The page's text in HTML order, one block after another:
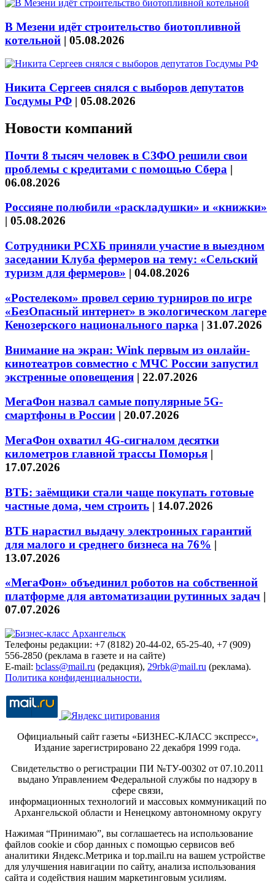
В Мезени идёт строительство биотопливной
котельной | 05.08.2026
Никита Сергеев снялся с выборов депутатов
Госдумы РФ | 05.08.2026
Новости компаний
Почти 8 тысяч человек в СЗФО решили свои
проблемы с кредитами с помощью Сбера |
06.08.2026
Россияне полюбили «раскладушки» и «книжки»
| 05.08.2026
Сотрудники РСХБ приняли участие в выездном
заседании Клуба фермеров на тему: «Сельский
туризм для фермеров» | 04.08.2026
«Ростелеком» провел серию турниров по игре
«БезОпасный интернет» в экологическом лагере
Кенозерского национального парка | 31.07.2026
Внимание на экран: Wink первым из онлайн-
кинотеатров совместно с МЧС России запустил
экстренные оповещения | 22.07.2026
МегаФон назвал самые популярные 5G-
смартфоны в России | 20.07.2026
МегаФон охватил 4G-сигналом десятки
километров главной трассы Поморья |
17.07.2026
ВТБ: заёмщики стали чаще покупать готовые
частные дома, чем строить | 14.07.2026
ВТБ нарастил выдачу электронных гарантий
для малого и среднего бизнеса на 76% |
13.07.2026
«МегаФон» объединил роботов на собственной
платформе для автоматизации рутинных задач |
07.07.2026
Телефоны редакции: +7 (8182) 20-44-02, 65-25-40, +7 (909)
556-2850 (реклама в газете и на сайте)
E-mail: bclass@mail.ru (редакция), 29rbk@mail.ru (реклама).
Политика конфиденциальности.
Официальный сайт газеты «БИЗНЕС-КЛАСС экспресс».
Издание зарегистрировано 22 декабря 1999 года.
Свидетельство о регистрации ПИ №ТУ-00302 от 07.10.2011
выдано Управлением Федеральной службы по надзору в
сфере связи,
информационных технологий и массовых коммуникаций по
Архангельской области и Ненецкому автономному округу
Нажимая “Принимаю”, вы соглашаетесь на использование
файлов cookie и сбор данных с помощью сервисов веб
аналитики Яндекс.Метрика и top.mail.ru на вашем устройстве
для улучшения навигации по сайту, анализа использования
сайта и содействия нашим маркетинговым усилиям.